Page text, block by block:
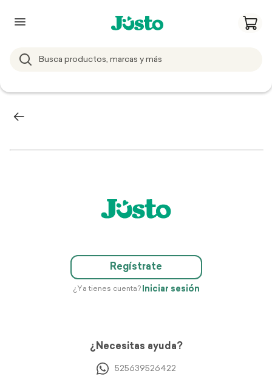
Regístrate
¿Ya tienes cuenta? Iniciar sesión
¿Necesitas ayuda?
525639526422